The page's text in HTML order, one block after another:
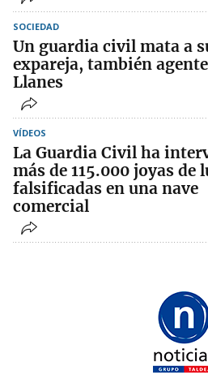
SOCIEDAD
Un guardia civil mata a
expareja, también
Llanes
VÍDEOS
La Guardia Civil ha
más de 115.000 joyas de
falsificadas en una nave
comercial